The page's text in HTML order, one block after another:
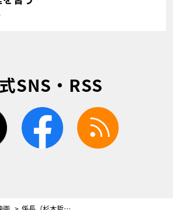
SNS・RSS
twitter facebook